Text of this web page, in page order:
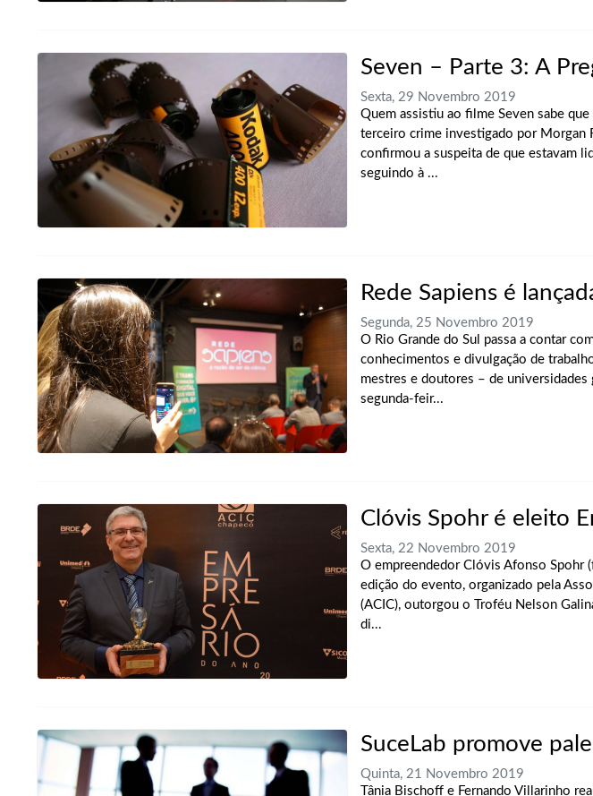
Seven – Parte 3: A
Sexta, 29 Novembro 2019
Quem assistiu ao filme Seven sabe
terceiro crime investigado por Morgan
confirmou a suspeita de que estavam
seguindo à ...
Rede Sapiens é
Segunda, 25 Novembro 2019
O Rio Grande do Sul passa a contar
conhecimentos e divulgação de
mestres e doutores – de universidades
segunda-feir...
Clóvis Spohr é eleito
Sexta, 22 Novembro 2019
O empreendedor Clóvis Afonso Spohr
edição do evento, organizado pela
(ACIC), outorgou o Troféu Nelson
di...
SuceLab promove
Quinta, 21 Novembro 2019
Tânia Bischoff e Fernando Villarinho